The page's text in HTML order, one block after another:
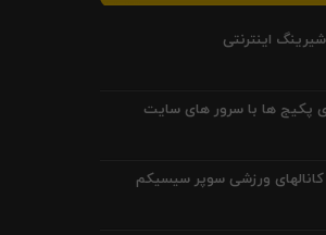
اینترنتی
پکیج ها با سرور های سایت
ورزشی سوپر سیسیکم